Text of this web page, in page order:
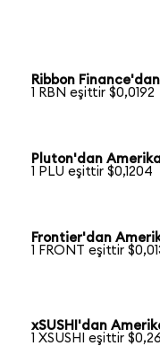
Ribbon
1 RBN eşittir $0,0192
Pluton'dan
1 PLU eşittir $0,1204
Frontier'dan
1 FRONT eşittir
xSUSHI'dan
1 XSUSHI eşittir